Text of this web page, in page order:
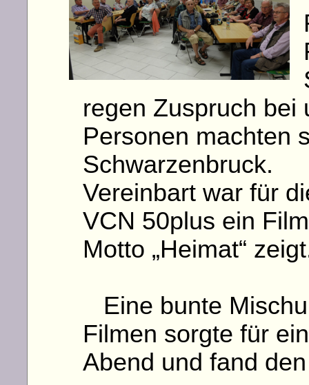
regen Zuspruch bei
Personen machten
Schwarzenbruck.
Vereinbart war für
VCN 50plus ein
Motto „Heimat“
Eine bunte
Filmen sorgte für
Abend und fand